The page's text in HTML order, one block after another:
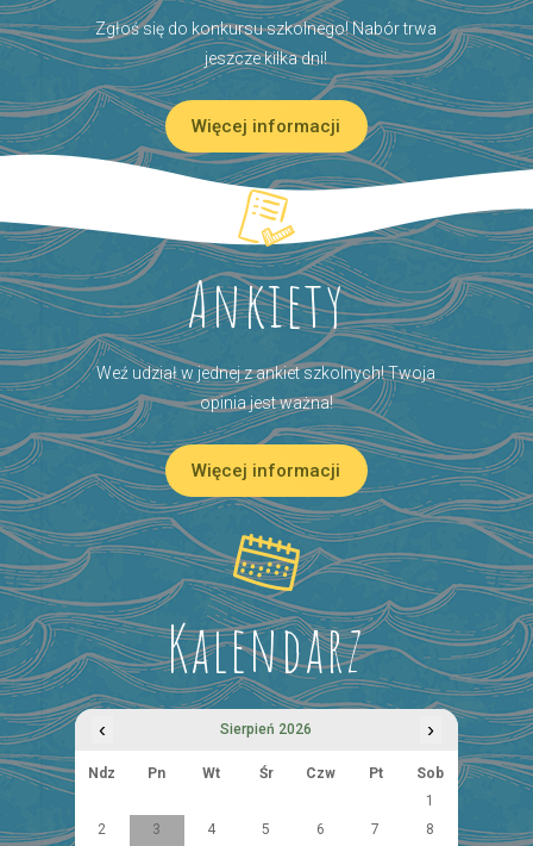
Zgłoś się do konkursu szkolnego! Nabór trwa
jeszcze kilka dni!
Więcej informacji
Ankiety
Weź udział w jednej z ankiet szkolnych! Twoja
opinia jest ważna!
Więcej informacji
Kalendarz
‹ Sierpień 2026 ›
Ndz Pn Wt Śr Czw Pt
Sob
1
2
3 4 5 6 7
8